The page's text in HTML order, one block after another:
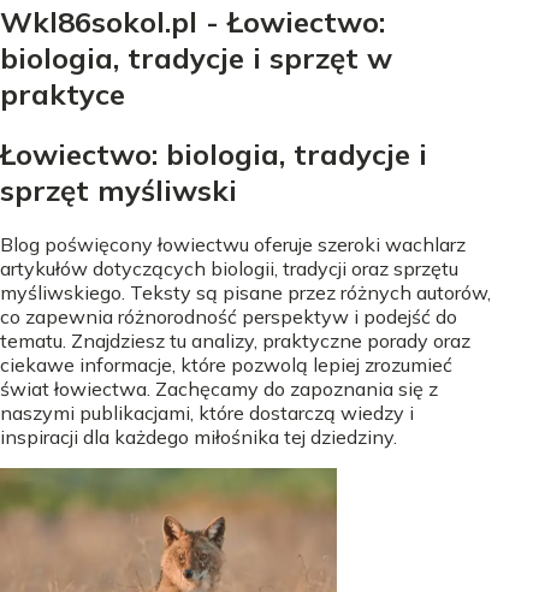
Wkl86sokol.pl - Łowiectwo:
biologia, tradycje i sprzęt w
praktyce
Łowiectwo: biologia, tradycje i
sprzęt myśliwski
Blog poświęcony łowiectwu oferuje szeroki wachlarz
artykułów dotyczących biologii, tradycji oraz sprzętu
myśliwskiego. Teksty są pisane przez różnych autorów,
co zapewnia różnorodność perspektyw i podejść do
tematu. Znajdziesz tu analizy, praktyczne porady oraz
ciekawe informacje, które pozwolą lepiej zrozumieć
świat łowiectwa. Zachęcamy do zapoznania się z
naszymi publikacjami, które dostarczą wiedzy i
inspiracji dla każdego miłośnika tej dziedziny.